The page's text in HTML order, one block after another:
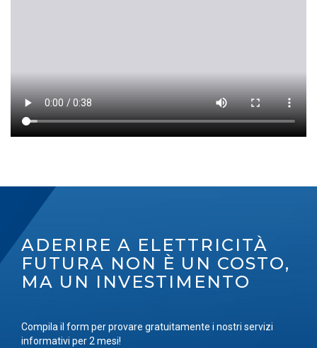
ADERIRE A ELETTRICITÀ
FUTURA NON È UN COSTO,
MA UN INVESTIMENTO
Compila il form per provare gratuitamente i nostri servizi
informativi per 2 mesi!